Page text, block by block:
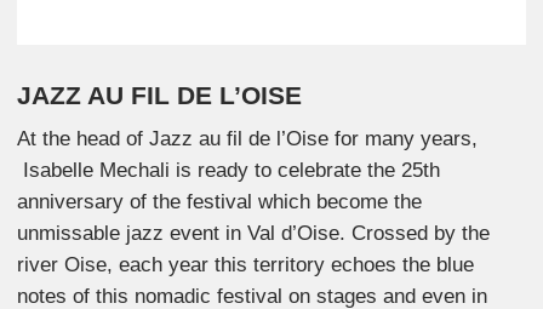
JAZZ AU FIL DE L’OISE
At the head of Jazz au fil de l’Oise for many years,
Isabelle Mechali is ready to celebrate the 25th
anniversary of the festival which become the
unmissable jazz event in Val d’Oise. Crossed by the
river Oise, each year this territory echoes the blue
notes of this nomadic festival on stages and even in